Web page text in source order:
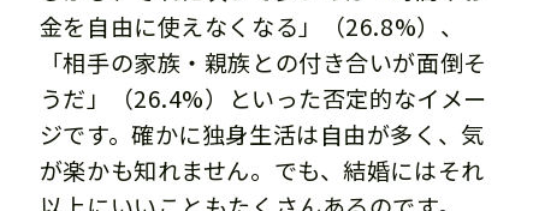
金を自由に使えなくなる」（26.8%）、
「相手の家族・親族との付き合いが面倒そ
うだ」（26.4%）といった否定的なイメー
ジです。確かに独身生活は自由が多く、気
が楽かも知れません。でも、結婚にはそれ